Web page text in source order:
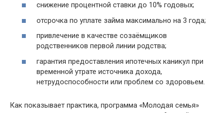
снижение процентной ставки до 10% годовых;
отсрочка по уплате займа максимально на 3 года;
привлечение в качестве созаёмщиков
родственников первой линии родства;
гарантия предоставления ипотечных каникул при
временной утрате источника дохода,
нетрудоспособности или проблем со здоровьем.
Как показывает практика, программа «Молодая семья»